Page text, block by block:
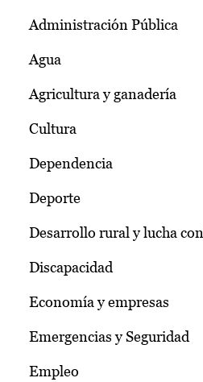
Administración Pública
Agua
Agricultura y ganadería
Cultura
Dependencia
Deporte
Desarrollo rural y lucha
Discapacidad
Economía y empresas
Emergencias y Seguridad
Empleo